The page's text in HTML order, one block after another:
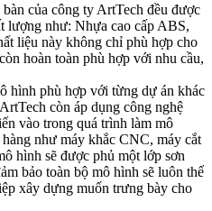
của công ty ArtTech đều được
lượng như: Nhựa cao cấp ABS,
liệu này không chỉ phù hợp cho
hoàn toàn phù hợp với nhu cầu,
hình phù hợp với từng dự án khác
còn áp dụng công nghệ
vào trong quá trình làm mô
như máy khắc CNC, máy cắt
hình sẽ được phủ một lớp sơn
bảo toàn bộ mô hình sẽ luôn thể
xây dựng muốn trưng bày cho